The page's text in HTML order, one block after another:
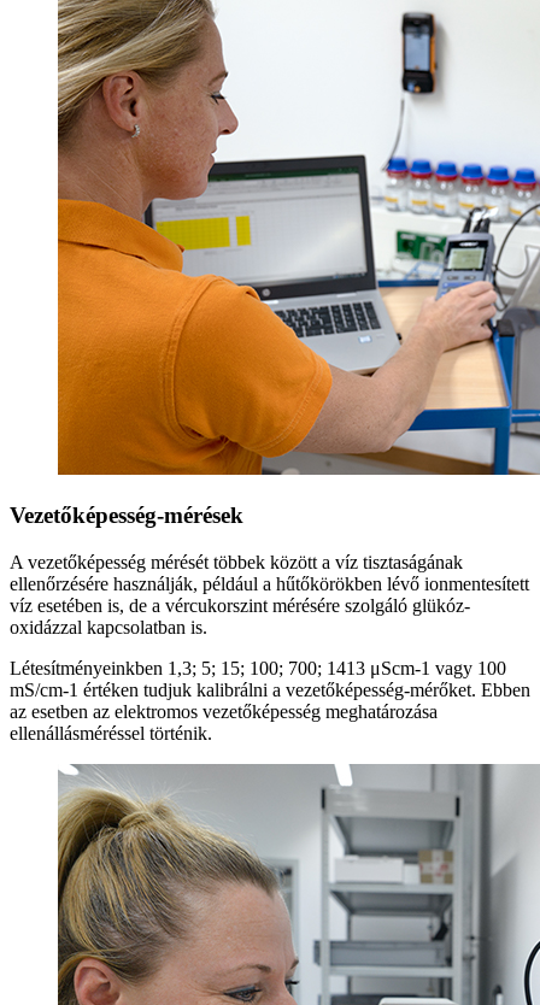
Vezetőképesség-mérések
A vezetőképesség mérését többek között a víz tisztaságának
ellenőrzésére használják, például a hűtőkörökben lévő ionmentesített
víz esetében is, de a vércukorszint mérésére szolgáló glükóz-
oxidázzal kapcsolatban is.
Létesítményeinkben 1,3; 5; 15; 100; 700; 1413 μScm-1 vagy 100
mS/cm-1 értéken tudjuk kalibrálni a vezetőképesség-mérőket. Ebben
az esetben az elektromos vezetőképesség meghatározása
ellenállásméréssel történik.